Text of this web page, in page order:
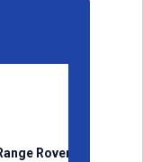
Rover»